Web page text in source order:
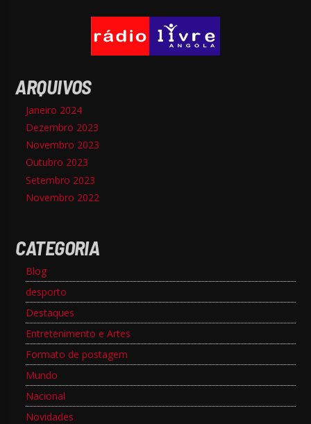
ARQUIVOS
Janeiro 2024
Dezembro 2023
Novembro 2023
Outubro 2023
Setembro 2023
Novembro 2022
CATEGORIA
Blog
desporto
Destaques
Entretenimento e Artes
Formato de postagem
Mundo
Nacional
Novidades